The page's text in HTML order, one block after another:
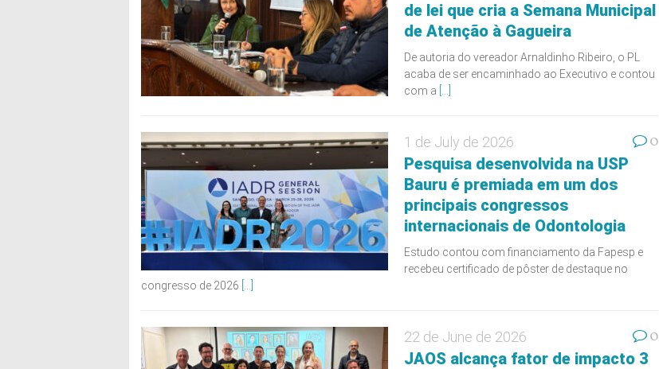
de lei que cria a Semana Municipal
de Atenção à Gagueira
De autoria do vereador Arnaldinho Ribeiro, o PL
acaba de ser encaminhado ao Executivo e contou
com a
1 de July de 2026 0
Pesquisa desenvolvida na USP
Bauru é premiada em um dos
principais congressos
internacionais de Odontologia
Estudo contou com financiamento da Fapesp e
recebeu certificado de pôster de destaque no
congresso de 2026
22 de June de 2026 0
JAOS alcança fator de impacto 3